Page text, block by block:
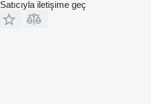
Satıcıyla iletişime geç